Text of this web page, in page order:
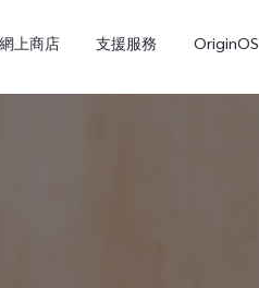
網上商店 支援服務 OriginOS